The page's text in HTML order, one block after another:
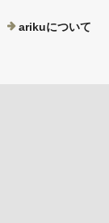
arikuについて